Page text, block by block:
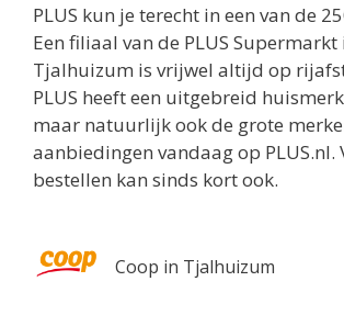
PLUS kun je terecht in een van de
Een filiaal van de PLUS Supermarkt
Tjalhuizum is vrijwel altijd op
PLUS heeft een uitgebreid
maar natuurlijk ook de grote
aanbiedingen vandaag op PLUS.nl.
bestellen kan sinds kort ook.
Coop in Tjalhuizum